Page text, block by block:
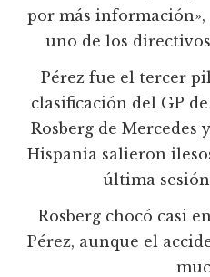
por más
uno de los
Pérez fue el tercer
clasificación del GP
Rosberg de
Hispania salieron
última
Rosberg chocó casi
Pérez, aunque el